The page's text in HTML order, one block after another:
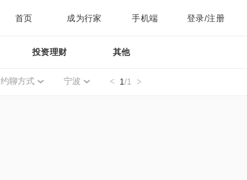
首页 成为行家 手机端 登录/注册
投资理财 其他
约聊方式 宁波 1/1